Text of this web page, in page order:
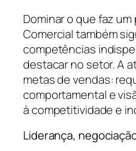
Dominar o que faz
Comercial também
competências
destacar no setor. A
metas de vendas:
comportamental e
à competitividade e
Liderança,